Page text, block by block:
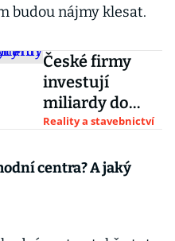
budou nájmy klesat.
České firmy
investují
miliardy do
polských
Míří na
Reality a stavebnictví
centra? A jaký